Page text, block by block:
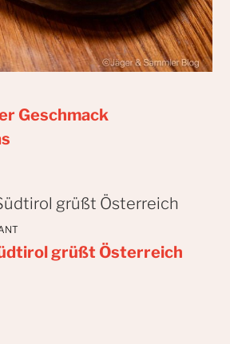
Geschmack
grüßt Österreich